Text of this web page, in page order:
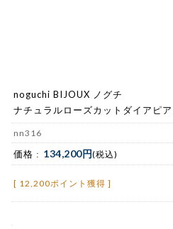
noguchi BIJOUX ノグチ
ナチュラルローズカットダイアピ
nn316
価格 : 134,200円(税込)
[ 12,200ポイント獲得 ]